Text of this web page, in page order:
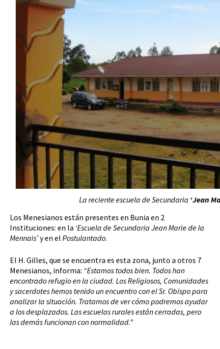
La reciente escuela de Secundaria ‘Jean
Los Menesianos están presentes en Bunia en 2
Instituciones: en la ‘Escuela de Secundaria Jean Marie de la
Mennais’y en el Postulantado.
El H. Gilles, que se encuentra es esta zona, junto a otros 7
Menesianos, informa: “Estamos todos bien. Todos han
encontrado refugio en la ciudad. Los Religiosos, Comunidades
y sacerdotes hemos tenido un encuentro con el Sr. Obispo para
analizar la situación. Tratamos de ver cómo podremos ayudar
a los desplazados. Las escuelas rurales están cerradas, pero
las demás funcionan con normalidad.”